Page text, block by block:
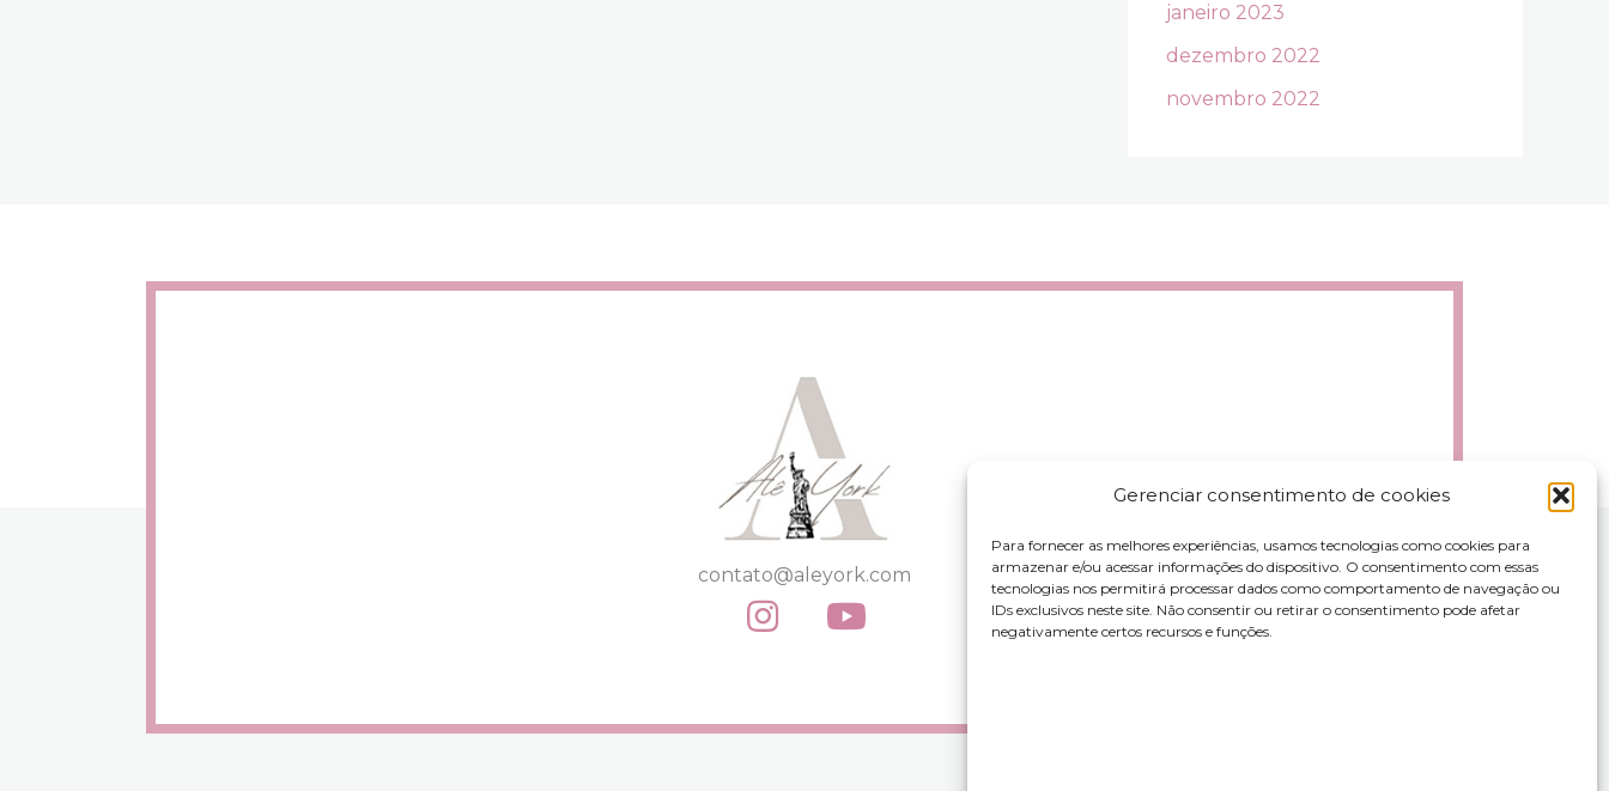
Gerenciar consentimento de cookies
Para fornecer as melhores experiências, usamos tecnologias como cookies para
armazenar e/ou acessar informações do dispositivo. O consentimento com essas
tecnologias nos permitirá processar dados como comportamento de navegação ou
IDs exclusivos neste site. Não consentir ou retirar o consentimento pode afetar
negativamente certos recursos e funções.
janeiro 2023
dezembro 2022
novembro 2022
contato@aleyork.com